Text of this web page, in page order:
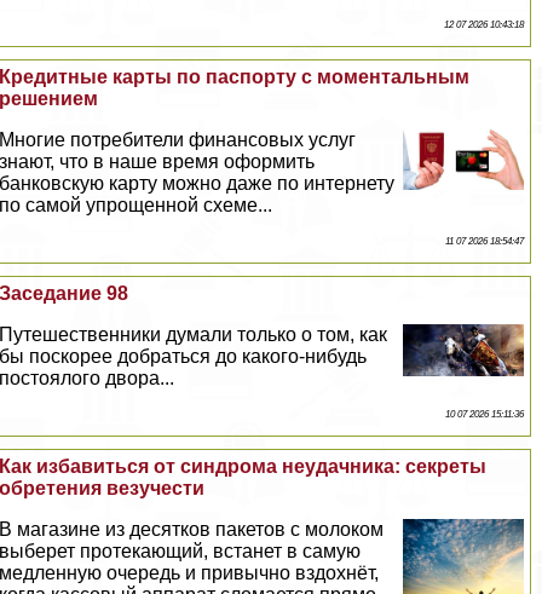
12 07 2026 10:43:18
Кредитные карты по паспорту с моментальным
решением
Многие потребители финансовых услуг
знают, что в наше время оформить
банковскую карту можно даже по интернету
по самой упрощенной схеме...
11 07 2026 18:54:47
Заседание 98
Путешественники думали только о том, как
бы поскорее добраться до какого-нибудь
постоялого двора...
10 07 2026 15:11:36
Как избавиться от синдрома неудачника: секреты
обретения везучести
В магазине из десятков пакетов с молоком
выберет протекающий, встанет в самую
медленную очередь и привычно вздохнёт,